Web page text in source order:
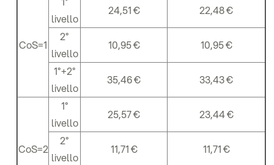
CoS=1
livello
24,51 €
22,48 €
2°
livello
10,95 €
10,95 €
1°+2°
livello
35,46 € 33,43 €
CoS=2
1°
livello
25,57 €
23,44 €
2°
livello
11,71 €
11,71 €